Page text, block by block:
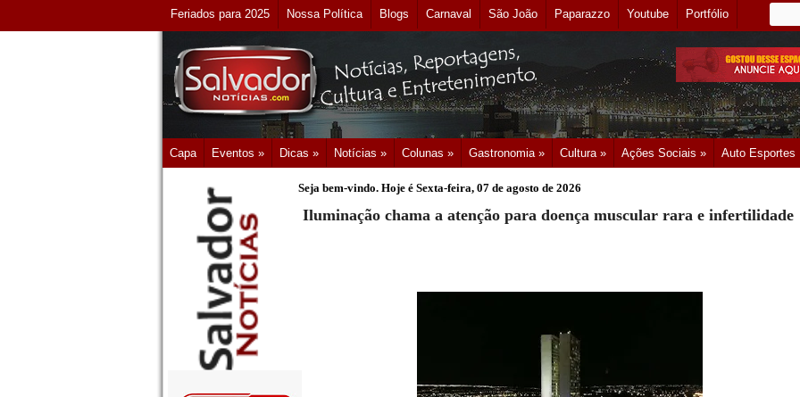
Feriados para 2025 Nossa Política Blogs Carnaval São João Paparazzo Youtube Portfólio
Capa Eventos » Dicas » Notícias » Colunas » Gastronomia » Cultura » Ações Sociais » Auto Esportes
Seja bem-vindo. Hoje é Sexta-feira, 07 de agosto de 2026
Iluminação chama a atenção para doença muscular rara e infertilidade